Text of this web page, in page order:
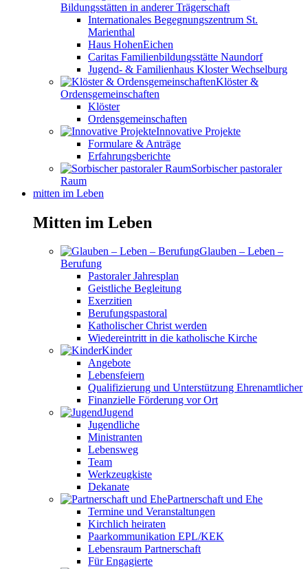
Bildungsstätten in anderer Trägerschaft
Internationales Begegnungszentrum St.
Marienthal
Haus HohenEichen
Caritas Familienbildungsstätte Naundorf
Jugend- & Familienhaus Kloster Wechselburg
Klöster &
Ordensgemeinschaften
Klöster
Ordensgemeinschaften
Innovative Projekte
Formulare & Anträge
Erfahrungsberichte
Sorbischer pastoraler
Raum
mitten im Leben
Mitten im Leben
Glauben – Leben –
Berufung
Pastoraler Jahresplan
Geistliche Begleitung
Exerzitien
Berufungspastoral
Katholischer Christ werden
Wiedereintritt in die katholische Kirche
Kinder
Angebote
Lebensfeiern
Qualifizierung und Unterstützung Ehrenamtlicher
Finanzielle Förderung vor Ort
Jugend
Jugendliche
Ministranten
Lebensweg
Team
Werkzeugkiste
Dekanate
Partnerschaft und Ehe
Termine und Veranstaltungen
Kirchlich heiraten
Paarkommunikation EPL/KEK
Lebensraum Partnerschaft
Für Engagierte